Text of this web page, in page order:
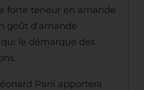
forte teneur en amande
goût d’amande
le démarque des
Parli apportera